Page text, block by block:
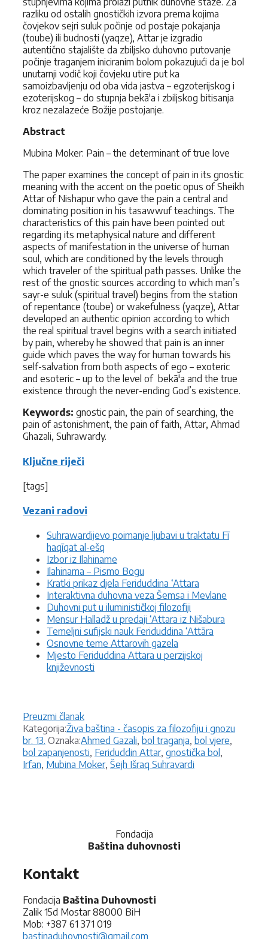
razliku od ostalih gnostičkih izvora prema kojima
čovjekov sejri suluk počinje od postaje pokajanja
(toube) ili budnosti (yaqze), Attar je izgradio
autentično stajalište da zbiljsko duhovno putovanje
počinje traganjem iniciranim bolom pokazujući da je bol
unutarnji vodič koji čovjeku utire put ka
samoizbavljenju od oba vida jastva – egzoterijskog i
ezoterijskog – do stupnja bekā'a i zbiljskog bitisanja
kroz nezalazeće Božije postojanje.
Abstract
Mubina Moker: Pain – the determinant of true love
The paper examines the concept of pain in its gnostic
meaning with the accent on the poetic opus of Sheikh
Attar of Nishapur who gave the pain a central and
dominating position in his tasawwuf teachings. The
characteristics of this pain have been pointed out
regarding its metaphysical nature and different
aspects of manifestation in the universe of human
soul, which are conditioned by the levels through
which traveler of the spiritual path passes. Unlike the
rest of the gnostic sources according to which man’s
sayr-e suluk (spiritual travel) begins from the station
of repentance (toube) or wakefulness (yaqze), Attar
developed an authentic opinion according to which
the real spiritual travel begins with a search initiated
by pain, whereby he showed that pain is an inner
guide which paves the way for human towards his
self-salvation from both aspects of ego – exoteric
and esoteric – up to the level of bekā'a and the true
existence through the never-ending God’s existence.
Keywords: gnostic pain, the pain of searching, the
pain of astonishment, the pain of faith, Attar, Ahmad
Ghazali, Suhrawardy.
Ključne riječi
[tags]
Vezani radovi
Suhrawardijevo poimanje ljubavi u traktatu Fī
haqīqat al-ešq
Izbor iz Ilahiname
Ilahinama – Pismo Bogu
Kratki prikaz djela Feriduddina ‘Attara
Interaktivna duhovna veza Šemsa i Mevlane
Duhovni put u iluminističkoj filozofiji
Mensur Halladž u predaji ‘Attara iz Nišabura
Temeljni sufijski nauk Feriduddina ‘Attāra
Osnovne teme Attarovih gazela
Mjesto Feriduddina Attara u perzijskoj
književnosti
Preuzmi članak
Kategorija:Kategorije
Živa baština - časopis za filozofiju i gnozu
br. 13. Oznaka:Oznake
Ahmed Gazali, bol traganja, bol vjere,
bol zapanjenosti, Feriduddin Attar, gnostička bol ,
Irfan, Mubina Moker, Šejh Išraq Suhravardi
Fondacija
Baština duhovnosti
Kontakt
Fondacija Baština Duhovnosti
Zalik 15d Mostar 88000 BiH
Mob: +387 61 371 019
bastinaduhovnosti@gmail.com